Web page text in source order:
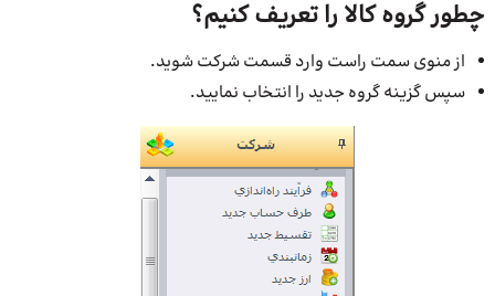
چطور گروه کالا را تعریف کنیم؟
از منوی سمت راست وارد قسمت شرکت شوید.
سپس گزینه گروه جدید را انتخاب نمایید.